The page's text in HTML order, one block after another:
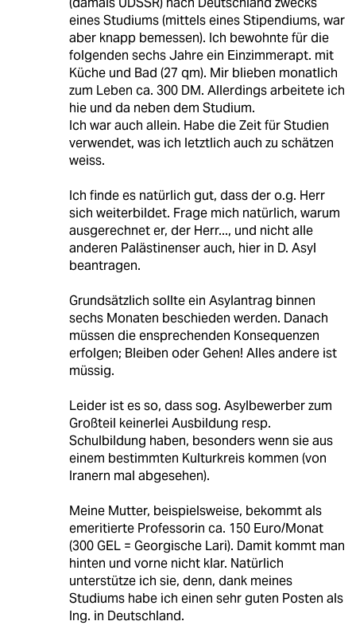
eines Studiums (mittels eines Stipendiums, war
aber knapp bemessen). Ich bewohnte für die
folgenden sechs Jahre ein Einzimmerapt. mit
Küche und Bad (27 qm). Mir blieben monatlich
zum Leben ca. 300 DM. Allerdings arbeitete ich
hie und da neben dem Studium.
Ich war auch allein. Habe die Zeit für Studien
verwendet, was ich letztlich auch zu schätzen
weiss.
Ich finde es natürlich gut, dass der o.g. Herr
sich weiterbildet. Frage mich natürlich, warum
ausgerechnet er, der Herr..., und nicht alle
anderen Palästinenser auch, hier in D. Asyl
beantragen.
Grundsätzlich sollte ein Asylantrag binnen
sechs Monaten beschieden werden. Danach
müssen die ensprechenden Konsequenzen
erfolgen; Bleiben oder Gehen! Alles andere ist
müssig.
Leider ist es so, dass sog. Asylbewerber zum
Großteil keinerlei Ausbildung resp.
Schulbildung haben, besonders wenn sie aus
einem bestimmten Kulturkreis kommen (von
Iranern mal abgesehen).
Meine Mutter, beispielsweise, bekommt als
emeritierte Professorin ca. 150 Euro/Monat
(300 GEL = Georgische Lari). Damit kommt man
hinten und vorne nicht klar. Natürlich
unterstütze ich sie, denn, dank meines
Studiums habe ich einen sehr guten Posten als
Ing. in Deutschland.